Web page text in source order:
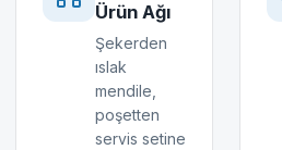
Ürün Ağı
Şekerden
ıslak
mendile,
poşetten
servis setine